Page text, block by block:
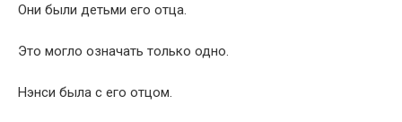
Они были детьми его отца.
Это могло означать только одно.
Нэнси была с его отцом.